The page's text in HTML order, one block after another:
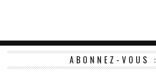
ABONNEZ-VOUS :